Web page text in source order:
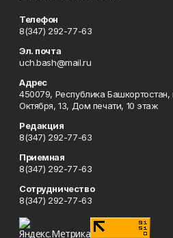
Телефон
8(347) 292-77-63
Эл. почта
uch.bash@mail.ru
Адрес
450079, Республика Башкортостан,
Октября, 13, Дом печати, 10 этаж
Редакция
8(347) 292-77-63
Приемная
8(347) 292-77-63
Сотрудничество
8(347) 292-77-63